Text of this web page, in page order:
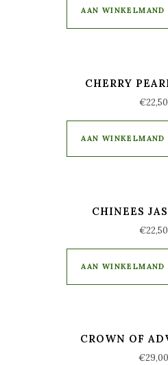
AAN WINKELMAND
CHERRY
€22,50
AAN WINKELMAND
CHINEES
€22,50
AAN WINKELMAND
CROWN OF
€29,00